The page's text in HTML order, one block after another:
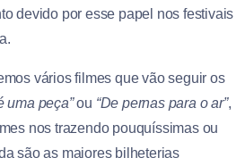
devido por esse papel nos festivais
vários filmes que vão seguir os
uma peça”ou “De pernas para o ar”,
nos trazendo pouquíssimas ou
são as maiores bilheterias